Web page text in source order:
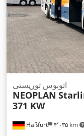
Haßfurt ۴٬۰۳۵ km
اتوبوس توریستی
NEOPLAN
371 KW